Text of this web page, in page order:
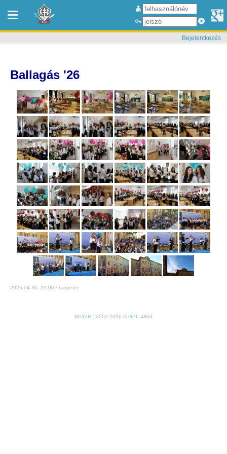
Bejelentkezés
Ballagás '26
2026.04.30. 19:00 · barpeter
MaYoR - 2002-2026 © GPL 4863